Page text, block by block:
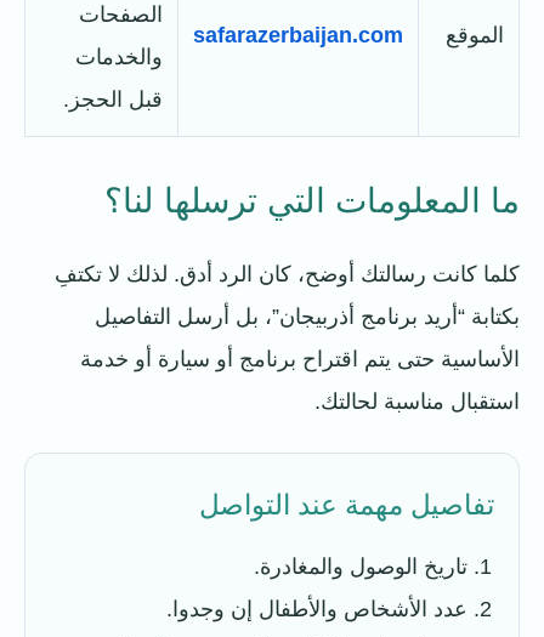
الموقع safarazerbaijan.com
الصفحات
والخدمات
قبل الحجز.
ما المعلومات التي ترسلها لنا؟
كلما كانت رسالتك أوضح، كان الرد أدق. لذلك لا تكتفِ
بكتابة “أريد برنامج أذربيجان”، بل أرسل التفاصيل
الأساسية حتى يتم اقتراح برنامج أو سيارة أو خدمة
استقبال مناسبة لحالتك.
تفاصيل مهمة عند التواصل
تاريخ الوصول والمغادرة.
عدد الأشخاص والأطفال إن وجدوا.